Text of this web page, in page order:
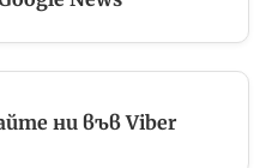
ни във Viber